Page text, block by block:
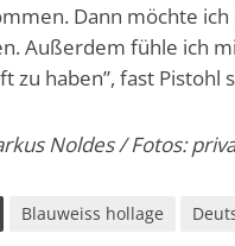
Dann möchte
Außerdem fühle ich
zu haben”, fast Pistohl
Noldes / Fotos:
Blauweiss hollage